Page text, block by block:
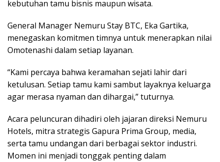
kebutuhan tamu bisnis maupun wisata.
General Manager Nemuru Stay BTC, Eka Gartika,
menegaskan komitmen timnya untuk menerapkan nilai
Omotenashi dalam setiap layanan.
“Kami percaya bahwa keramahan sejati lahir dari
ketulusan. Setiap tamu kami sambut layaknya keluarga
agar merasa nyaman dan dihargai,” tuturnya.
Acara peluncuran dihadiri oleh jajaran direksi Nemuru
Hotels, mitra strategis Gapura Prima Group, media,
serta tamu undangan dari berbagai sektor industri.
Momen ini menjadi tonggak penting dalam